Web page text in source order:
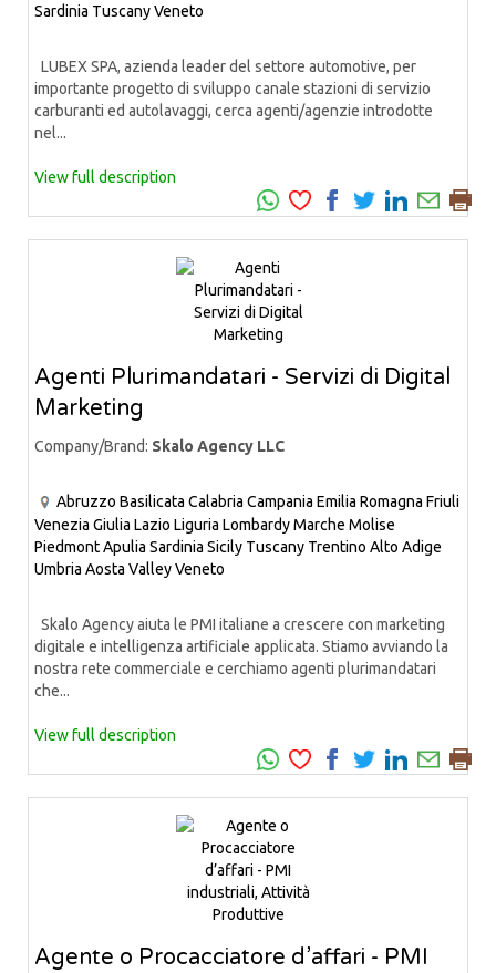
Sardinia TuscanyVeneto
LUBEX SPA, azienda leader del settore automotive, per
importante progetto di sviluppo canale stazioni di servizio
carburanti ed autolavaggi, cerca agenti/agenzie introdotte
nel...
View full description
Agenti Plurimandatari - Servizi di Digital
Marketing
Company/Brand: Skalo Agency LLC
Abruzzo Basilicata Calabria Campania Emilia Romagna Friuli
Venezia Giulia Lazio Liguria LombardyMarche Molise
PiedmontApulia Sardinia Sicily Tuscany Trentino Alto Adige
Umbria Aosta ValleyVeneto
Skalo Agency aiuta le PMI italiane a crescere con marketing
digitale e intelligenza artificiale applicata. Stiamo avviando la
nostra rete commerciale e cerchiamo agenti plurimandatari
che...
View full description
Agente o Procacciatore d’affari - PMI